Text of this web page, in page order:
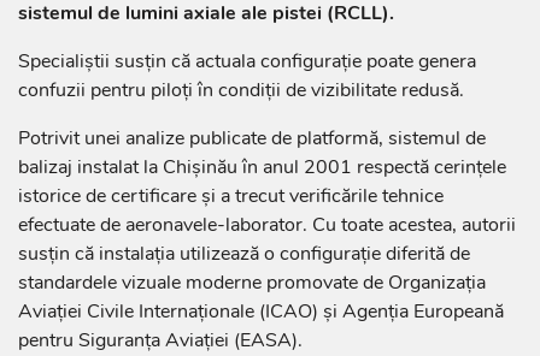
sistemul de lumini axiale ale pistei (RCLL).
Specialiștii susțin că actuala configurație poate genera
confuzii pentru piloți în condiții de vizibilitate redusă.
Potrivit unei analize publicate de platformă, sistemul de
balizaj instalat la Chișinău în anul 2001 respectă cerințele
istorice de certificare și a trecut verificările tehnice
efectuate de aeronavele-laborator. Cu toate acestea, autorii
susțin că instalația utilizează o configurație diferită de
standardele vizuale moderne promovate de Organizația
Aviației Civile Internaționale (ICAO) și Agenția Europeană
pentru Siguranța Aviației (EASA).